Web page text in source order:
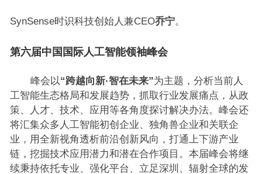
SynSense时识科技创始人兼CEO乔宁。
第六届中国国际人工智能领袖峰会
峰会以 “跨越向新·智在未来”为主题，分析当前人
工智能生态格局和发展趋势，抓取行业发展痛点，从政
策、人才、技术、应用等各角度探讨解决办法。峰会还
将汇集众多人工智能初创企业、独角兽企业和关联企
业，用全新视角透析前沿创新风向，打通上下游产业
链，挖掘技术应用潜力和潜在合作项目。本届峰会将继
续秉持依托专业、强化平台、立足深圳、辐射全球的发